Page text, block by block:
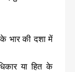
भार की दशा में
या हित के